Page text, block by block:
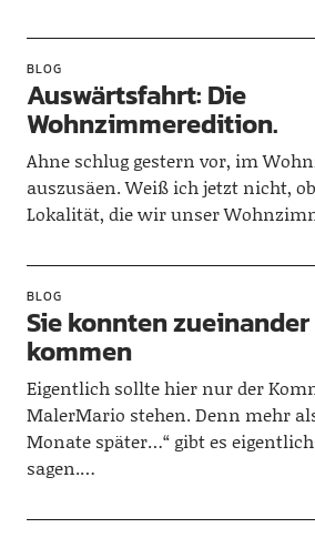
BLOG
Auswärtsfahrt: Die
Wohnzimmeredition.
Ahne schlug gestern vor, im
auszusäen. Weiß ich jetzt nicht,
Lokalität, die wir unser
BLOG
Sie konnten
kommen
Eigentlich sollte hier nur der
MalerMario stehen. Denn mehr
Monate später…“ gibt es
sagen.…